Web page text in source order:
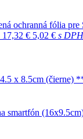
17,32 € 5,02 € s DPH